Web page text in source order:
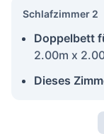
Schlafzimmer 2
Doppelbett
2.00m x
Dieses